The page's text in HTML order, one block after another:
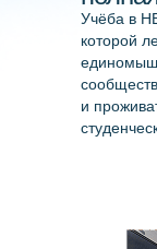
Учёба в
которой
и
студентов
студентов
к
к